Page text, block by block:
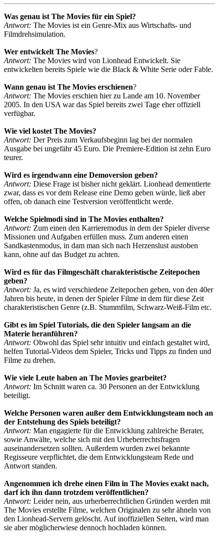
Was genau ist The Movies für ein Spiel?
Antwort: The Movies ist ein Genre-Mix aus Wirtschafts- und
Filmdrehsimulation.
Wer entwickelt The Movies?
Antwort: The Movies wird von Lionhead Entwickelt. Sie
entwickelten bereits Spiele wie die Black & White Serie oder Fable.
Wann genau ist The Movies erschienen?
Antwort: The Movies erschien hier zu Lande am 10. November
2005. In den USA war das Spiel bereits zwei Tage eher offiziell
verfügbar.
Wie viel kostet The Movies?
Antwort: Der Preis zum Verkaufsbeginn lag bei der normalen
Ausgabe bei ungefähr 45 Euro. Die Premiere-Edition ist zehn Euro
teurer.
Wird es irgendwann eine Demoversion geben?
Antwort: Diese Frage ist bisher nicht geklärt. Lionhead dementierte
zwar, dass es vor dem Release eine Demo geben würde, ließ aber
offen, ob danach eine Testversion veröffentlicht werde.
Welche Spielmodi sind in The Movies enthalten?
Antwort: Zum einen den Karrieremodus in dem der Spieler diverse
Missionen und Aufgaben erfüllen muss. Zum anderen einen
Sandkastenmodus, in dam man sich nach Herzenslust austoben
kann, ohne auf das Budget zu achten.
Wird es für das Filmgeschäft charakteristische Zeitepochen
geben?
Antwort: Ja, es wird verschiedene Zeitepochen geben, von den 40er
Jahren bis heute, in denen der Spieler Filme in dem für diese Zeit
charakteristischen Genre (z.B. Stummfilm, Schwarz-Weiß-Film etc.
Gibt es im Spiel Tutorials, die den Spieler langsam an die
Materie heranführen?
Antwort: Obwohl das Spiel sehr intuitiv und einfach gestaltet wird,
helfen Tutorial-Videos dem Spieler, Tricks und Tipps zu finden und
Filme zu drehen.
Wie viele Leute haben an The Movies gearbeitet?
Antwort: Im Schnitt waren ca. 30 Personen an der Entwicklung
beteiligt.
Welche Personen waren außer dem Entwicklungsteam noch an
der Entstehung des Spiels beteiligt?
Antwort: Man engagierte für die Entwicklung zahlreiche Berater,
sowie Anwälte, welche sich mit den Urheberrechtsfragen
auseinandersetzen sollten. Außerdem wurden zwei bekannte
Regisseure verpflichtet, die dem Entwicklungsteam Rede und
Antwort standen.
Angenommen ich drehe einen Film in The Movies exakt nach,
darf ich ihn dann trotzdem veröffentlichen?
Antwort: Leider nein, aus urherberrechtlichen Gründen werden mit
The Movies erstellte Filme, welchen Originalen zu sehr ähneln von
den Lionhead-Servern gelöscht. Auf inoffiziellen Seiten, wird man
sie aber möglicherwiese dennoch hochladen können.